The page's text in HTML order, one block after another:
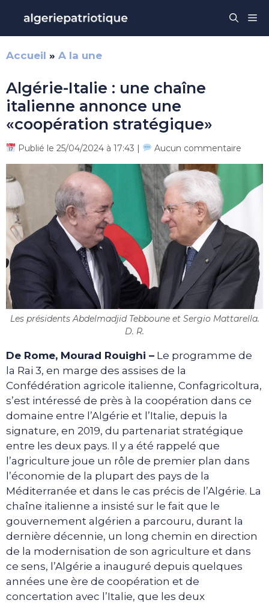
contenu
Accueil » A la une
Algérie-Italie : une chaîne
italienne annonce une
«coopération stratégique»
Publié le 25/04/2024 à 17:43 | Aucun commentaire
Les présidents Abdelmadjid Tebboune et Sergio Mattarella.
D. R.
De Rome, Mourad Rouighi – Le programme de
la Rai 3, en marge des assises de la
Confédération agricole italienne, Confagricoltura,
s’est intéressé de près à la coopération dans ce
domaine entre l’Algérie et l’Italie, depuis la
signature, en 2019, du partenariat stratégique
entre les deux pays. Il y a été rappelé que
l’agriculture joue un rôle de premier plan dans
l’économie de la plupart des pays de la
Méditerranée et dans le cas précis de l’Algérie. La
chaîne italienne a insisté sur le fait que le
gouvernement algérien a parcouru, durant la
dernière décennie, un long chemin en direction
de la modernisation de son agriculture et dans
ce sens, l’Algérie a inauguré depuis quelques
années une ère de coopération et de
concertation avec l’Italie, que les deux